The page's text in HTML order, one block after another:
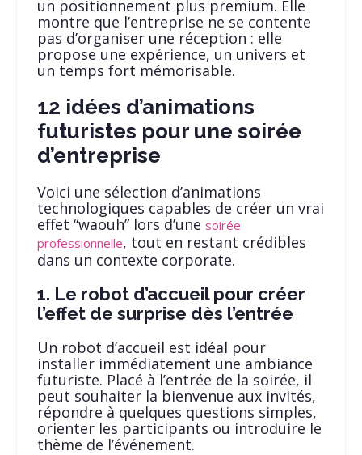
un positionnement plus premium. Elle
montre que l’entreprise ne se contente
pas d’organiser une réception : elle
propose une expérience, un univers et
un temps fort mémorisable.
12 idées d’animations
futuristes pour une soirée
d’entreprise
Voici une sélection d’animations
technologiques capables de créer un vrai
effet “waouh” lors d’une soirée
professionnelle, tout en restant crédibles
dans un contexte corporate.
1. Le robot d’accueil pour créer
l’effet de surprise dès l’entrée
Un robot d’accueil est idéal pour
installer immédiatement une ambiance
futuriste. Placé à l’entrée de la soirée, il
peut souhaiter la bienvenue aux invités,
répondre à quelques questions simples,
orienter les participants ou introduire le
thème de l’événement.